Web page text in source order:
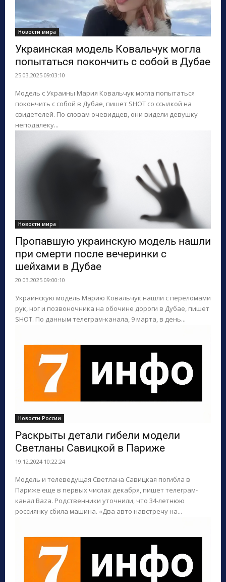
Новости мира
Украинская модель Ковальчук могла
попытаться покончить с собой в Дубае
25.03.2025 09:03:10
Модель с Украины Мария Ковальчук могла попытаться
покончить с собой в Дубае, пишет SHOT со ссылкой на
свидетелей. По словам очевидцев, они видели девушку
неподалеку...
Новости мира
Пропавшую украинскую модель нашли
при смерти после вечеринки с
шейхами в Дубае
20.03.2025 09:00:10
Украинскую модель Марию Ковальчук нашли с переломами
рук, ног и позвоночника на обочине дороги в Дубае, пишет
SHOT. По данным телеграм-канала, 9 марта, в день...
Новости России
Раскрыты детали гибели модели
Светланы Савицкой в Париже
19.12.2024 10:22:24
Модель и телеведущая Светлана Савицкая погибла в
Париже еще в первых числах декабря, пишет телеграм-
канал Baza. Родственники уточнили, что 34-летнюю
россиянку сбила машина. «Два авто навстречу на...